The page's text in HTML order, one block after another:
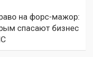
на форс-мажор:
спасают бизнес